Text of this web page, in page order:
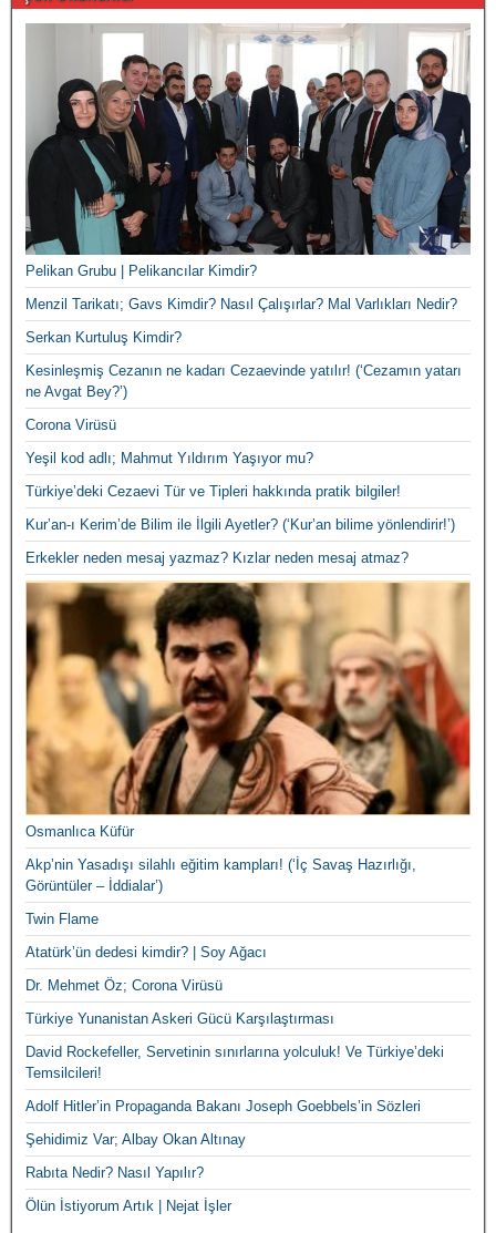
Pelikan Grubu | Pelikancılar Kimdir?
Menzil Tarikatı; Gavs Kimdir? Nasıl Çalışırlar? Mal Varlıkları Nedir?
Serkan Kurtuluş Kimdir?
Kesinleşmiş Cezanın ne kadarı Cezaevinde yatılır! (‘Cezamın yatarı
ne Avgat Bey?’)
Corona Virüsü
Yeşil kod adlı; Mahmut Yıldırım Yaşıyor mu?
Türkiye’deki Cezaevi Tür ve Tipleri hakkında pratik bilgiler!
Kur’an-ı Kerim’de Bilim ile İlgili Ayetler? (‘Kur’an bilime yönlendirir!’)
Erkekler neden mesaj yazmaz? Kızlar neden mesaj atmaz?
Osmanlıca Küfür
Akp’nin Yasadışı silahlı eğitim kampları! (‘İç Savaş Hazırlığı,
Görüntüler – İddialar’)
Twin Flame
Atatürk’ün dedesi kimdir? | Soy Ağacı
Dr. Mehmet Öz; Corona Virüsü
Türkiye Yunanistan Askeri Gücü Karşılaştırması
David Rockefeller, Servetinin sınırlarına yolculuk! Ve Türkiye’deki
Temsilcileri!
Adolf Hitler’in Propaganda Bakanı Joseph Goebbels’in Sözleri
Şehidimiz Var; Albay Okan Altınay
Rabıta Nedir? Nasıl Yapılır?
Ölün İstiyorum Artık | Nejat İşler